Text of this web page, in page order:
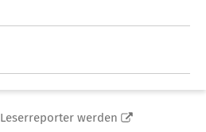
Leserreporter werden